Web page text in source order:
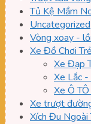
Tủ Kệ Mầm
Uncategorized
Vòng xoay -
Xe Đồ Chơi
Xe Đạp
Xe Lắc -
Xe Ô
Xe trượt
Xích Đu Ngoài